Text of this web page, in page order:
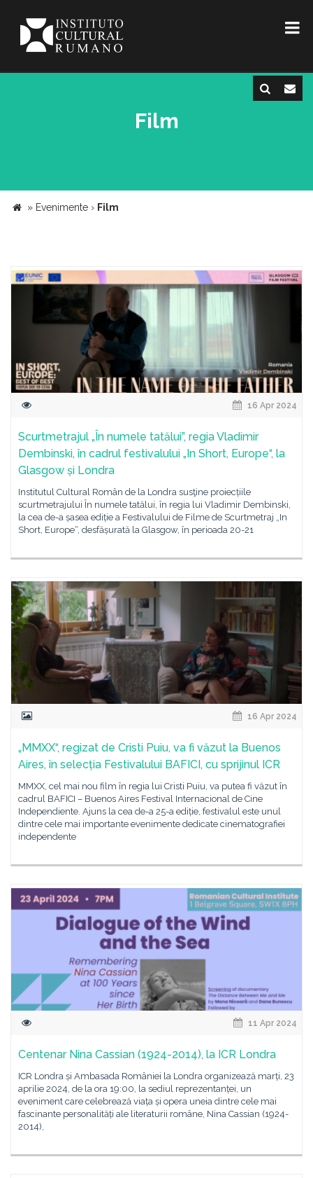
Film
» Evenimente › Film
16 Apr 2024
Scurtmetrajul „În numele tatălui”, regia Vladimir
Dembinski, în cadrul festivalului „In Short, Europe“, la
Glasgow și Londra
Institutul Cultural Român de la Londra susţine proiecțiile
scurtmetrajului În numele tatălui, în regia lui Vladimir Dembinski,
la cea de-a șasea ediție a Festivalului de Filme de Scurtmetraj „In
Short, Europe“, desfășurată la Glasgow, în perioada 20-21
16 Apr 2024
„MMXX“, regizat de Cristi Puiu, va fi văzut la Buenos
Aires, în selecția Festivalului BAFICI, cu sprijinul ICR
MMXX, cel mai nou film în regia lui Cristi Puiu, va putea fi văzut în
cadrul BAFICI – Buenos Aires Festival Internacional de Cine
Independiente. Ajuns la cea de-a 25-a ediție, festivalul este unul
dintre cele mai importante evenimente dedicate cinematografiei
independente
11 Apr 2024
Centenar Nina Cassian (1924-2014), la ICR Londra
ICR Londra și Ambasada României la Londra organizează marți, 23
aprilie 2024, de la ora 19:00, la sediul reprezentanței, un
eveniment care celebrează viața și opera uneia dintre cele mai
fascinante personalități ale literaturii române, Nina Cassian (1924-
2014),